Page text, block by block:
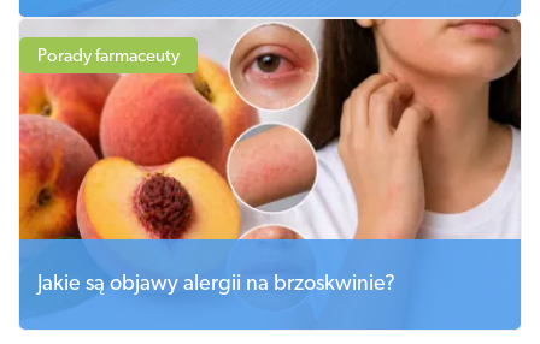
Porady farmaceuty
Jakie są objawy alergii na brzoskwinie?